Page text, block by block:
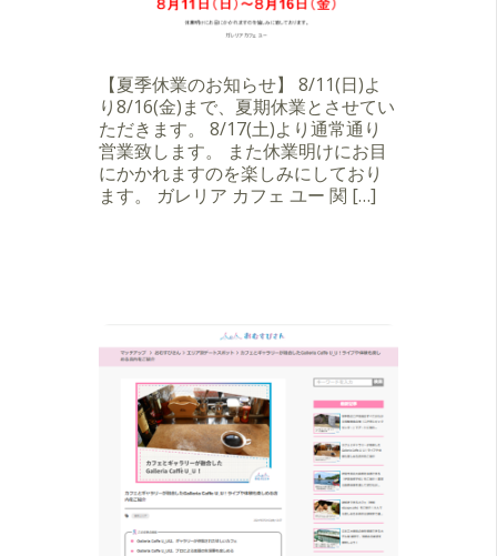
【夏季休業のお知らせ】 8/11(日)よ
り8/16(金)まで、夏期休業とさせてい
ただきます。 8/17(土)より通常通り
営業致します。 また休業明けにお目
にかかれますのを楽しみにしており
ます。 ガレリア カフェ ユー 関 […]